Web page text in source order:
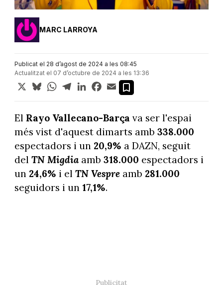
MARC LARROYA
Publicat el 28 d’agost de 2024 a les 08:45
Actualitzat el 07 d’octubre de 2024 a les 13:36
X BlueskyWhatsApp
TelegramLinkedInFacebook
Email
El Rayo Vallecano-Barça va ser l'espai
més vist d'aquest dimarts amb 338.000
espectadors i un 20,9% a DAZN, seguit
del TN Migdia amb 318.000 espectadors i
un 24,6% i el TN Vespreamb 281.000
seguidors i un 17,1%.